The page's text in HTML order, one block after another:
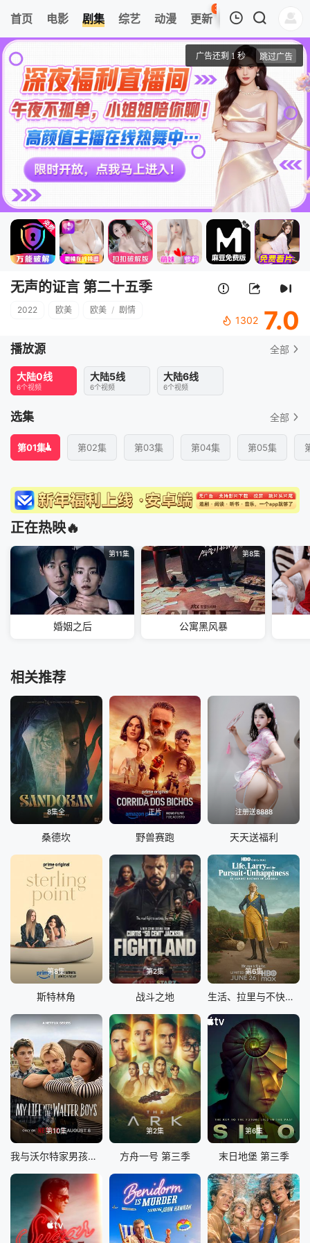
首页 电影 剧集 综艺 动漫 更新
38
热榜 APP
第01集
无声的证言 第二十五季
清空
无声的证言 第二十五季
2022 欧美 欧美 / 剧情
1302 7.0
播放源 全部
大陆0线
6个视频
大陆5线
6个视频
大陆6线
6个视频
选集 全部
第01集 第02集 第03集 第04集 第05集
正在热映🔥
第11集
婚姻之后
第8集
公寓黑风暴
相关推荐
8集全
桑德坎
正片
野兽赛跑
注册送8888
天天送福利
第8集
斯特林角
第2集
战斗之地
第6集
生活、拉里与不快乐的追求：一部美国史
第10集
我与沃尔特家男孩的生活 第三季
第2集
方舟一号 第三季
第6集
末日地堡 第三季